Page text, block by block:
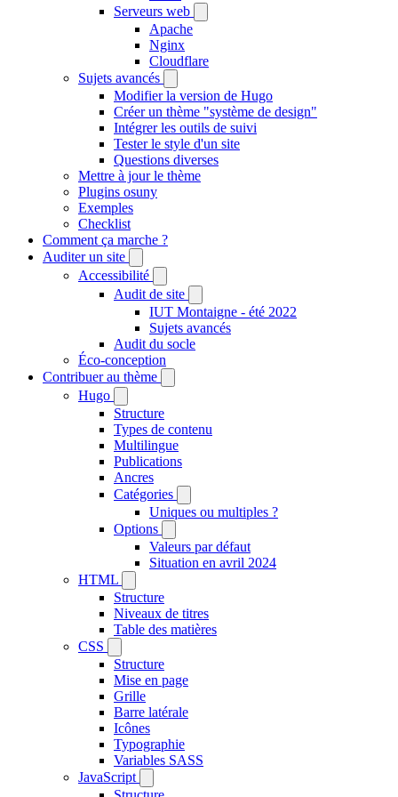
Serveurs web
Apache
Nginx
Cloudflare
Sujets avancés
Modifier la version de Hugo
Créer un thème "système de design"
Intégrer les outils de suivi
Tester le style d'un site
Questions diverses
Mettre à jour le thème
Plugins osuny
Exemples
Checklist
Comment ça marche ?
Auditer un site
Accessibilité
Audit de site
IUT Montaigne - été 2022
Sujets avancés
Audit du socle
Éco-conception
Contribuer au thème
Hugo
Structure
Types de contenu
Multilingue
Publications
Ancres
Catégories
Uniques ou multiples ?
Options
Valeurs par défaut
Situation en avril 2024
HTML
Structure
Niveaux de titres
Table des matières
CSS
Structure
Mise en page
Grille
Barre latérale
Icônes
Typographie
Variables SASS
JavaScript